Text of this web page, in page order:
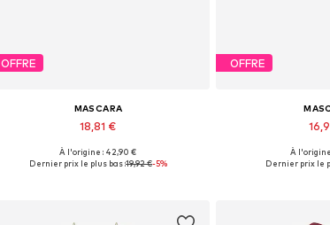
OFFRE
MASCARA
18,81 €
Tailles disponibles: One Size
À l'origine : 42,90 €
Dernier prix le plus bas :19,92 €-5%
OFFRE
Tailles
À
Dernier prix le